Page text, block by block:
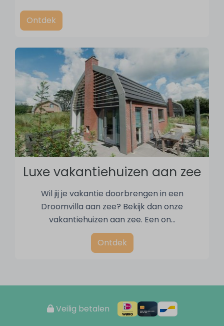
Ontdek
Luxe vakantiehuizen aan zee
Wil jij je vakantie doorbrengen in een
Droomvilla aan zee? Bekijk dan onze
vakantiehuizen aan zee. Een on…
Ontdek
Veilig betalen